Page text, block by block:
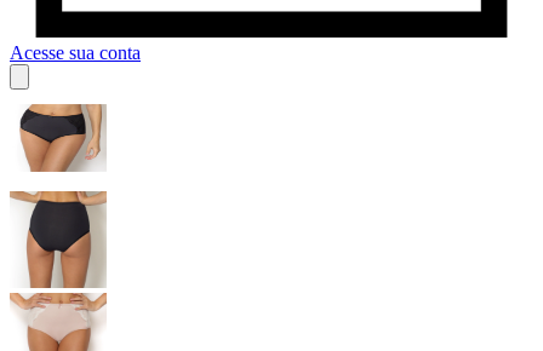
Acesse sua conta